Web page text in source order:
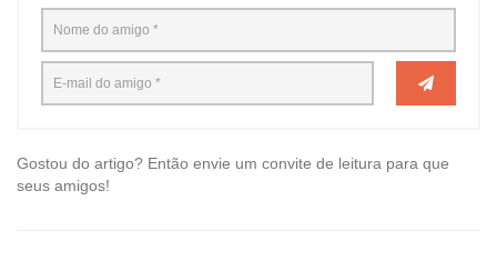
Gostou do artigo? Então envie um convite de leitura para que
seus amigos!